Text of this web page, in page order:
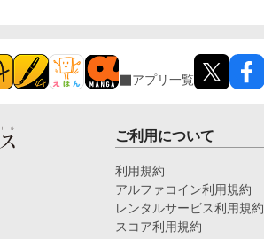
アプリ一覧
ご利用について
利用規約
アルファコイン利用規約
レンタルサービス利用規約
スコア利用規約